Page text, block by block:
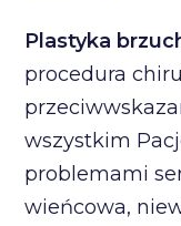
Plastyka
procedura
wszystkim
problemami
wieńcowa,